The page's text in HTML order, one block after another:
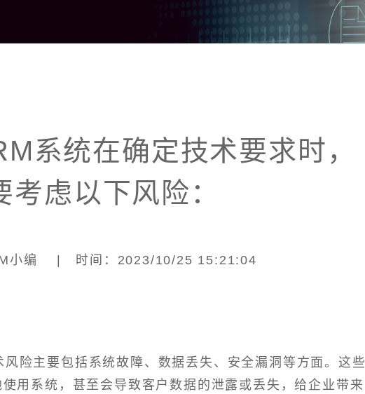
系统在确定技术要求时，
考虑以下风险：
小编 | 时间：2023/10/25 15:21:04
险主要包括系统故障、数据丢失、安全漏洞等方面。这些
用系统，甚至会导致客户数据的泄露或丢失，给企业带来